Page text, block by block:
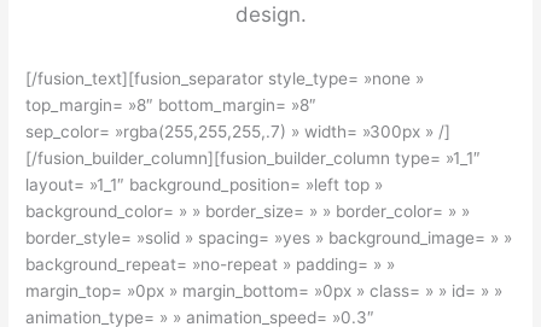
design.
[/fusion_text][fusion_separator style_type= »none »
top_margin= »8″ bottom_margin= »8″
sep_color= »rgba(255,255,255,.7) » width= »300px » /]
[/fusion_builder_column][fusion_builder_column type= »1_1″
layout= »1_1″ background_position= »left top »
background_color= » » border_size= » » border_color= » »
border_style= »solid » spacing= »yes » background_image= » »
background_repeat= »no-repeat » padding= » »
margin_top= »0px » margin_bottom= »0px » class= » » id= » »
animation_type= » » animation_speed= »0.3″